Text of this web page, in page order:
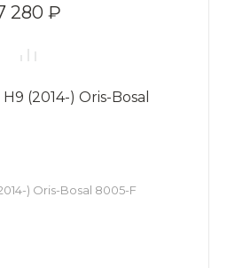
280 ₽
(2014-) Oris-Bosal
) Oris-Bosal 8005-F